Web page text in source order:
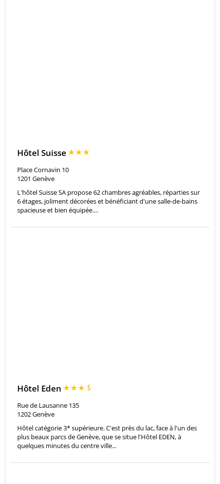
Hôtel Suisse
Place Cornavin 10
1201 Genève
L'hôtel Suisse SA propose 62 chambres agréables, réparties sur
6 étages, joliment décorées et bénéficiant d'une salle-de-bains
spacieuse et bien équipée....
Hôtel Eden
Rue de Lausanne 135
1202Genève
Hôtel catégorie 3* supérieure. C'est près du lac, face à l'un des
plus beaux parcs de Genève, que se situe l'Hôtel EDEN, à
quelques minutes du centre ville...